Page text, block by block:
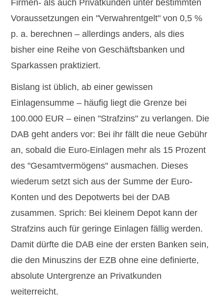
Firmen- als auch Privatkunden unter bestimmten
Voraussetzungen ein "Verwahrentgelt" von 0,5 %
p. a. berechnen – allerdings anders, als dies
bisher eine Reihe von Geschäftsbanken und
Sparkassen praktiziert.
Bislang ist üblich, ab einer gewissen
Einlagensumme – häufig liegt die Grenze bei
100.000 EUR – einen "Strafzins" zu verlangen. Die
DAB geht anders vor: Bei ihr fällt die neue Gebühr
an, sobald die Euro-Einlagen mehr als 15 Prozent
des "Gesamtvermögens"ausmachen. Dieses
wiederum setzt sich aus der Summe der Euro-
Konten und des Depotwerts bei der DAB
zusammen. Sprich: Bei kleinem Depot kann der
Strafzins auch für geringe Einlagen fällig werden.
Damit dürfte die DAB eine der ersten Banken sein,
die den Minuszins der EZB ohne eine definierte,
absolute Untergrenze an Privatkunden
weiterreicht.